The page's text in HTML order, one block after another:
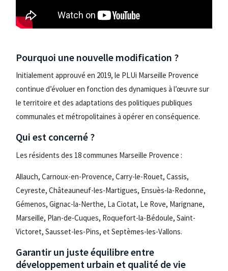
Pourquoi une nouvelle modification ?
Initialement approuvé en 2019, le PLUi Marseille Provence
continue d’évoluer en fonction des dynamiques à l’œuvre sur
le territoire et des adaptations des politiques publiques
communales et métropolitaines à opérer en conséquence.
Qui est concerné ?
Les résidents des 18 communes Marseille Provence :
Allauch, Carnoux-en-Provence, Carry-le-Rouet, Cassis,
Ceyreste, Châteauneuf-les-Martigues, Ensuès-la-Redonne,
Gémenos, Gignac-la-Nerthe, La Ciotat, Le Rove, Marignane,
Marseille, Plan-de-Cuques, Roquefort-la-Bédoule, Saint-
Victoret, Sausset-les-Pins, et Septèmes-les-Vallons.
Garantir un juste équilibre entre
développement urbain et qualité de vie